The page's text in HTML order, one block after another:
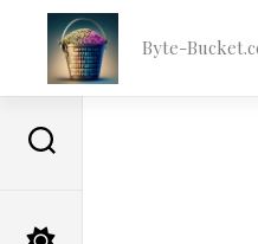
content
Byte-